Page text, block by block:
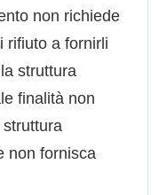
non richiede
rifiuto a fornirli
struttura
finalità non
non fornisca